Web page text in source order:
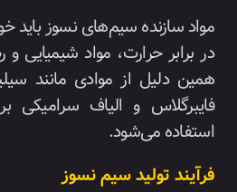
مواد سازنده سیم‌های نسوز باید
در برابر حرارت، مواد شیمیایی و
فایبرگلاس و الیاف سرامیکی
استفاده می‌شود.
فرآیند تولید سیم نسوز